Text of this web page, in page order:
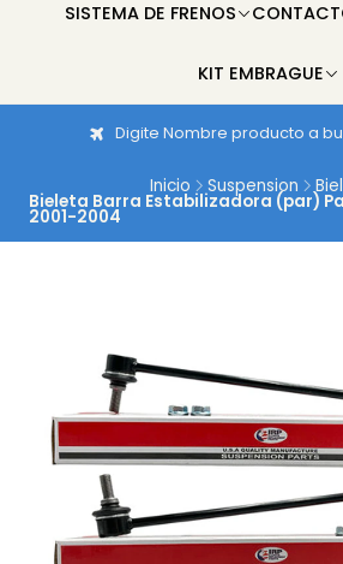
SISTEMA DE FRENOS
KIT EMBRAGUE
Digite Nombre producto a
Inicio Suspension
Bieleta Barra Estabilizadora (par)
2001-2004